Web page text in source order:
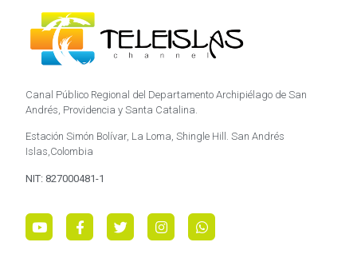
Canal Público Regional del Departamento Archipiélago de San
Andrés, Providencia y Santa Catalina.
Estación Simón Bolívar, La Loma, Shingle Hill. San Andrés
Islas,Colombia
NIT: 827000481-1